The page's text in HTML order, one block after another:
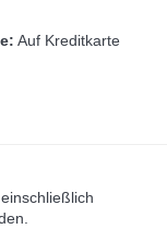
Auf Kreditkarte